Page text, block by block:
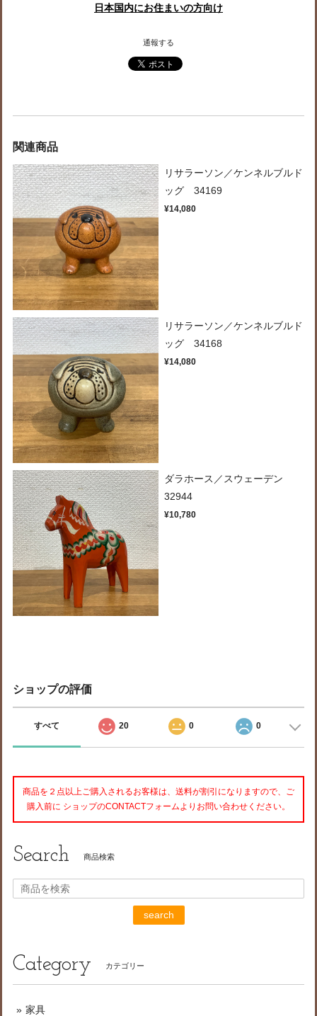
日本国内にお住まいの方向け
通報する
関連商品
リサラーソン／ケンネルブルド
ッグ 34169
¥14,080
リサラーソン／ケンネルブルド
ッグ 34168
¥14,080
ダラホース／スウェーデン
32944
¥10,780
ショップの評価
すべて 20 0 0
商品を２点以上ご購入されるお客様は、送料が割引になりますので、ご
購入前に ショップのCONTACTフォームよりお問い合わせください。
Search 商品検索
search
Category カテゴリー
家具